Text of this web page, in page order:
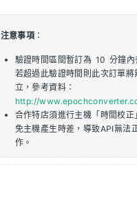
注意事項 ：
驗證時間區間暫訂為 10 分鐘內
若超過此驗證時間則此次訂單將
立，參考資料：
http://
合作特店須進行主機「時間校正
免主機產生時差，導致API無法
作。